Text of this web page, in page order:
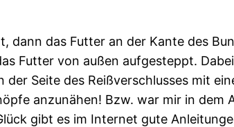
dann das Futter an der Kante des
Futter von außen aufgesteppt.
der Seite des Reißverschlusses mit
anzunähen! Bzw. war mir in
gibt es im Internet gute